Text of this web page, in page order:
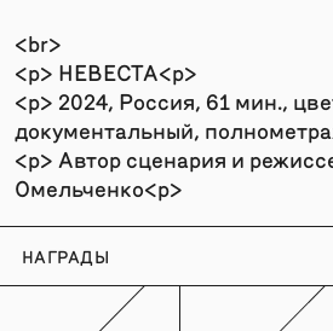
<br>
<p> НЕВЕСТА<p>
<p> 2024, Россия, 61 мин.,
документальный,
<p> Автор сценария и
Омельченко<p>
НАГРАДЫ